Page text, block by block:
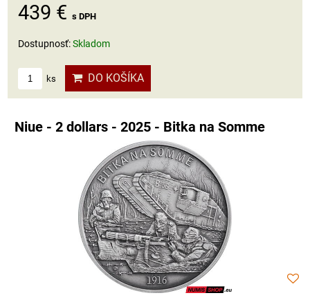
439 € s DPH
Dostupnosť:Skladom
ks DO KOŠÍKA
Niue - 2 dollars - 2025 - Bitka na Somme